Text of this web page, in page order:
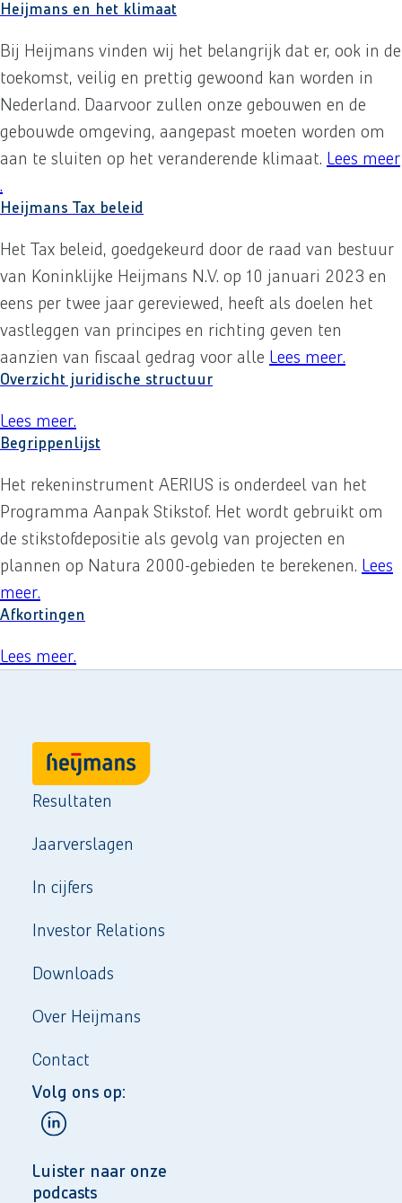
Heijmans en het klimaat
Bij Heijmans vinden wij het belangrijk dat er, ook in de
toekomst, veilig en prettig gewoond kan worden in
Nederland. Daarvoor zullen onze gebouwen en de
gebouwde omgeving, aangepast moeten worden om
aan te sluiten op het veranderende klimaat. Lees meer
over
.
Heijmans Tax beleid
Het Tax beleid, goedgekeurd door de raad van bestuur
van Koninklijke Heijmans N.V. op 10 januari 2023 en
eens per twee jaar gereviewed, heeft als doelen het
vastleggen van principes en richting geven ten
aanzien van fiscaal gedrag voor alle Lees meerover
.
Overzicht juridische structuur
Lees meerover
.
Begrippenlijst
Het rekeninstrument AERIUS is onderdeel van het
Programma Aanpak Stikstof. Het wordt gebruikt om
de stikstofdepositie als gevolg van projecten en
plannen op Natura 2000-gebieden te berekenen. Lees
meerover
.
Afkortingen
Lees meerover
.
Resultaten
Jaarverslagen
In cijfers
Investor Relations
Downloads
Over Heijmans
Contact
Volg ons op:
Luister naar onze
podcasts